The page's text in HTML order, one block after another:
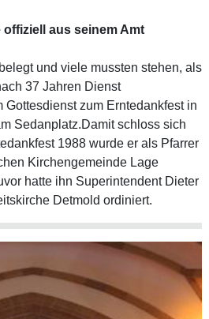
aus seinem Amt
und viele mussten stehen, als
37 Jahren Dienst
Gottesdienst zum Erntedankfest in
Sedanplatz.Damit schloss sich
1988 wurde er als Pfarrer
Kirchengemeinde Lage
hatte ihn Superintendent Dieter
Detmold ordiniert.